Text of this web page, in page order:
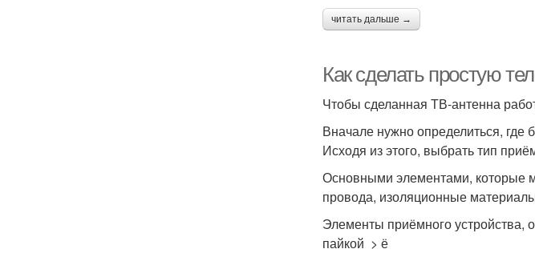
читать дальше →
Как сделать простую
Чтобы сделанная ТВ-антенна
Вначале нужно определиться, где
Исходя из этого, выбрать тип
Основными элементами, которые
провода, изоляционные
Элементы приёмного устройства,
пайкой > ё